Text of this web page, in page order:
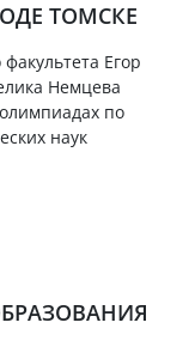
ТОМСКЕ
Егор
Немцева
по
наук